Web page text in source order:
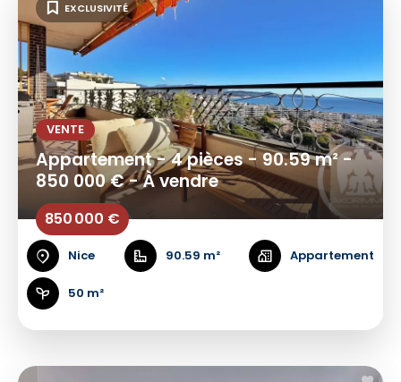
VENTE
Appartement - 4 pièces - 90.59 m² -
850 000 € - À vendre
850 000 €
Nice 90.59 m² Appartement
50 m²
EXCLUSIVITÉ